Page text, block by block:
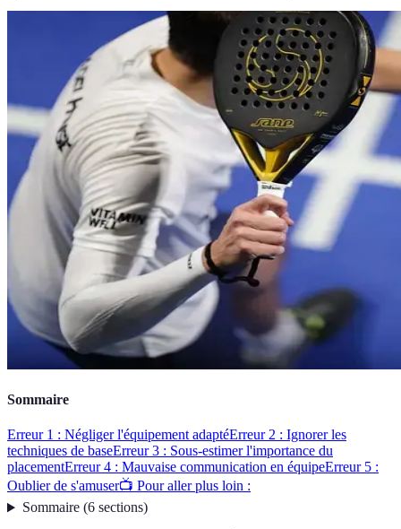
Sommaire
Erreur 1 : Négliger l'équipement adaptéErreur 2 : Ignorer les
techniques de baseErreur 3 : Sous-estimer l'importance du
placementErreur 4 : Mauvaise communication en équipeErreur 5 :
Oublier de s'amuser📺 Pour aller plus loin :
Sommaire(6 sections)